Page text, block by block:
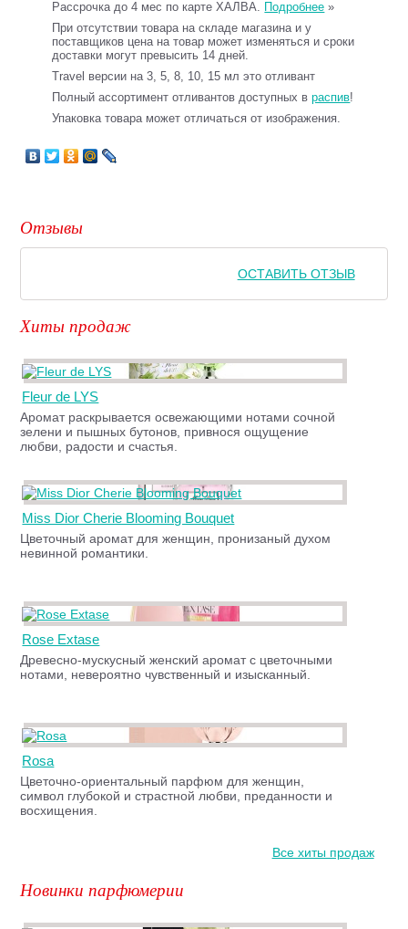
Рассрочка до 4 мес по карте ХАЛВА. Подробнее »
При отсутствии товара на складе магазина и у
поставщиков цена на товар может изменяться и сроки
доставки могут превысить 14 дней.
Travel версии на 3, 5, 8, 10, 15 мл это отливант
Полный ассортимент отливантов доступных враспив!
Упаковка товара может отличаться от изображения.
Отзывы
ОСТАВИТЬ ОТЗЫВ
Хиты продаж
Fleur de LYS
Аромат раскрывается освежающими нотами сочной
зелени и пышных бутонов, привнося ощущение
любви, радости и счастья.
Miss Dior Cherie Blooming Bouquet
Цветочный аромат для женщин, пронизаный духом
невинной романтики.
Rose Extase
Древесно-мускусный женский аромат с цветочными
нотами, невероятно чувственный и изысканный.
Rosa
Цветочно-ориентальный парфюм для женщин,
символ глубокой и страстной любви, преданности и
восхищения.
Все хиты продаж
Новинки парфюмерии